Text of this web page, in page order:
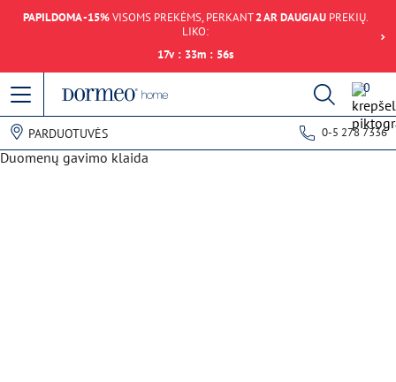
PAPILDOMA -15%VISOMS PREKĖMS, PERKANT2 AR DAUGIAUPREKIŲ.
LIKO:
17v : 33m : 56s
0
PARDUOTUVĖS 0-5 278 7336
Duomenų gavimo klaida